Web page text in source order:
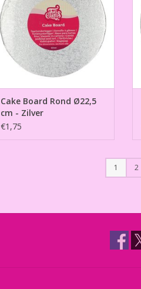
Cake Board Rond Ø22,5
cm - Zilver
€1,75
1 2